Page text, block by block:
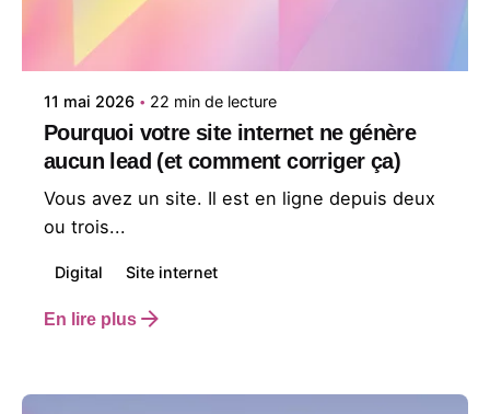
Posté par
Studio en Tête
11 mai 2026 22 min de lecture
Pourquoi votre site internet ne génère
aucun lead (et comment corriger ça)
Vous avez un site. Il est en ligne depuis deux
ou trois...
Digital Site internet
En lire plus